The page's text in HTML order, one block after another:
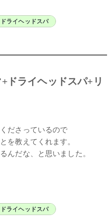
ドライヘッドスパ
ドライヘッドスパ+リ
ださっているので
を教えてくれます。
んだな、と思いました。
ドライヘッドスパ